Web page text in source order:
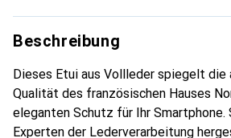
Beschreibung
Dieses Etui aus Vollleder spiegelt die
Qualität des französischen Hauses
eleganten Schutz für Ihr Smartphone.
Experten der Lederverarbeitung